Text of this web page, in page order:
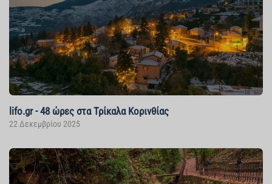
lifo.gr - 48 ώρες στα Τρίκαλα Κορινθίας
22 Δεκεμβρίου 2025